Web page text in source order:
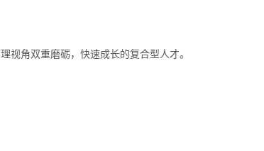
角双重磨砺，快速成长的复合型人才。